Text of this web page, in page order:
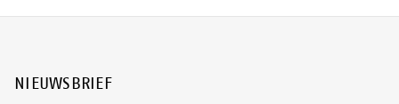
NIEUWSBRIEF